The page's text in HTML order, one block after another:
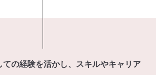
ての経験を活かし、スキルやキャリア